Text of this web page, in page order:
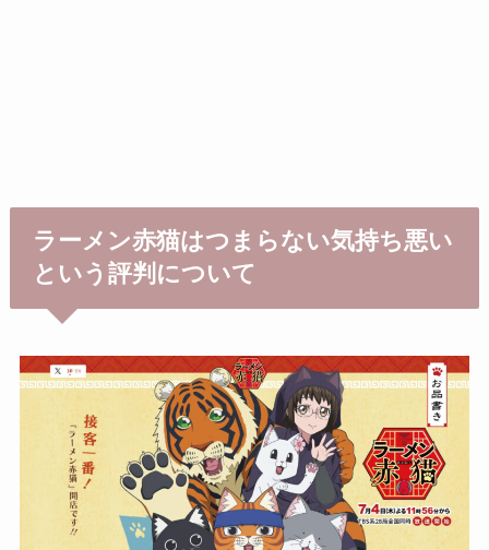
ラーメン赤猫はつまらない気持ち悪い
という評判について